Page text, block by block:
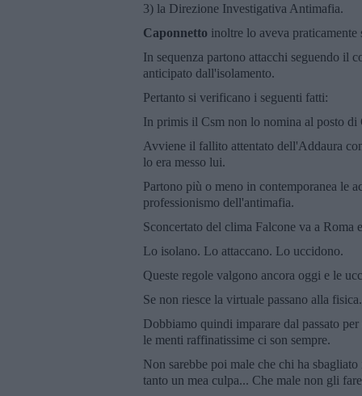
3) la Direzione Investigativa Antimafia.
Caponnetto inoltre lo aveva praticamente
In sequenza partono attacchi seguendo il
anticipato dall'isolamento.
Pertanto si verificano i seguenti fatti:
In primis il Csm non lo nomina al posto di
Avviene il fallito attentato dell'Addaura
lo era messo lui.
Partono più o meno in contemporanea le
professionismo dell'antimafia.
Sconcertato del clima Falcone va a Roma
Lo isolano. Lo attaccano. Lo uccidono.
Queste regole valgono ancora oggi e le
Se non riesce la virtuale passano alla fisica.
Dobbiamo quindi imparare dal passato
le menti raffinatissime ci son sempre.
Non sarebbe poi male che chi ha
tanto un mea culpa... Che male non gli